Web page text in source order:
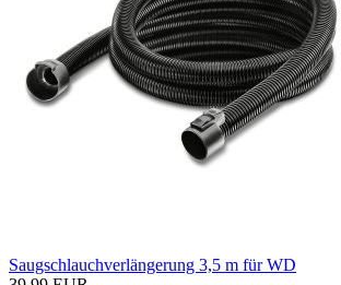
Saugschlauchverlängerung 3,5 m für WD